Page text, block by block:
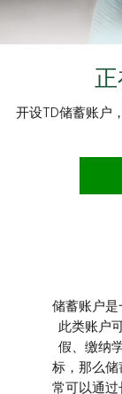
开设TD储蓄账户
储蓄账户是
此类账户
假、缴纳
标，那么储
常可以通过